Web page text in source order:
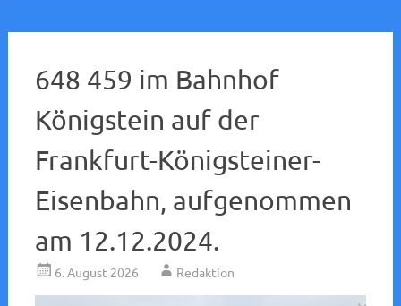
648 459 im Bahnhof
Königstein auf der
Frankfurt-Königsteiner-
Eisenbahn, aufgenommen
am 12.12.2024.
6. August 2026 Redaktion